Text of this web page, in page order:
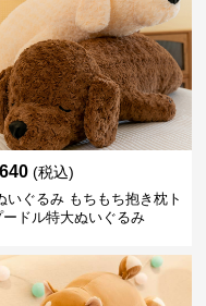
(税込)
いぐるみ もちもち抱き枕ト
ードル特大ぬいぐるみ